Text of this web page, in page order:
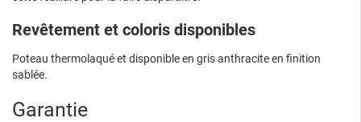
Revêtement et coloris disponibles
Poteau thermolaqué et disponible en gris anthracite en finition
sablée.
Garantie